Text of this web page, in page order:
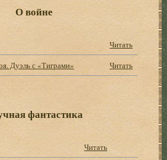
О войне
Читать
Дуэль с «Тиграми»
Читать
фантастика
Читать